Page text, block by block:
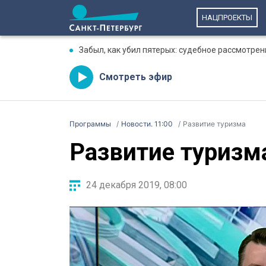
НАЦПРОЕКТЫ
Забыл, как убил пятерых: судебное
Смотреть эфир
Программы Новости. 11:00 Развитие туризма
Развитие
24 декабря 2019, 08:00